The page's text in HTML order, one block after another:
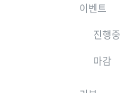
이벤트
진행중
마감